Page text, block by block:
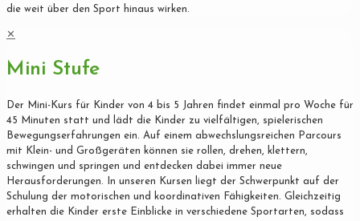
die weit über den Sport hinaus wirken.
✕
Mini Stufe
Der Mini-Kurs für Kinder von 4 bis 5 Jahren findet einmal pro Woche für
45 Minuten statt und lädt die Kinder zu vielfältigen, spielerischen
Bewegungserfahrungen ein. Auf einem abwechslungsreichen Parcours
mit Klein- und Großgeräten können sie rollen, drehen, klettern,
schwingen und springen und entdecken dabei immer neue
Herausforderungen. In unseren Kursen liegt der Schwerpunkt auf der
Schulung der motorischen und koordinativen Fähigkeiten. Gleichzeitig
erhalten die Kinder erste Einblicke in verschiedene Sportarten, sodass